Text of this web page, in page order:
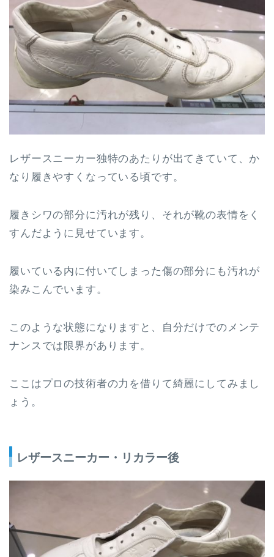
レザースニーカー独特のあたりが出てきていて、か
なり履きやすくなっている頃です。
履きシワの部分に汚れが残り、それが靴の表情をく
すんだように見せています。
履いている内に付いてしまった傷の部分にも汚れが
染みこんでいます。
このような状態になりますと、自分だけでのメンテ
ナンスでは限界があります。
ここはプロの技術者の力を借りて綺麗にしてみまし
ょう。
レザースニーカー・リカラー後